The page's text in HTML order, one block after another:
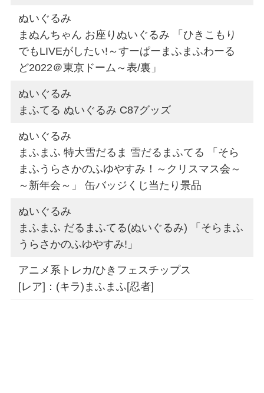
ぬいぐるみ
まぬんちゃん お座りぬいぐるみ 「ひきこもり
でもLIVEがしたい!～すーぱーまふまふわーる
ど2022＠東京ドーム～表/裏」
ぬいぐるみ
まふてる ぬいぐるみ C87グッズ
ぬいぐるみ
まふまふ 特大雪だるま 雪だるまふてる 「そら
まふうらさかのふゆやすみ！～クリスマス会～
～新年会～」 缶バッジくじ当たり景品
ぬいぐるみ
まふまふ だるまふてる(ぬいぐるみ) 「そらまふ
うらさかのふゆやすみ!」
アニメ系トレカ/ひきフェスチップス
[レア]：(キラ)まふまふ[忍者]